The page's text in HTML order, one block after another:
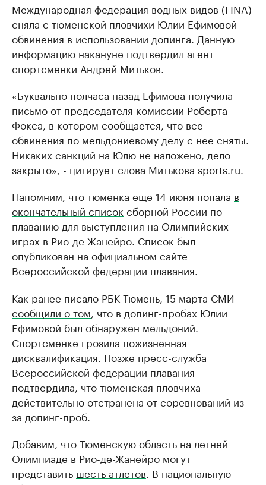
Международная федерация водных видов (FINA)
сняла с тюменской пловчихи Юлии Ефимовой
обвинения в использовании допинга. Данную
информацию накануне подтвердил агент
спортсменки Андрей Митьков.
«Буквально полчаса назад Ефимова получила
письмо от председателя комиссии Роберта
Фокса, в котором сообщается, что все
обвинения по мельдониевому делу с нее сняты.
Никаких санкций на Юлю не наложено, дело
закрыто», - цитирует слова Митькова sports.ru.
Напомним, что тюменка еще 14 июня попала в
окончательный список сборной России по
плаванию для выступления на Олимпийских
играх в Рио-де-Жанейро. Список был
опубликован на официальном сайте
Всероссийской федерации плавания.
Как ранее писало РБК Тюмень, 15 марта СМИ
сообщили о том , что в допинг-пробах Юлии
Ефимовой был обнаружен мельдоний.
Спортсменке грозила пожизненная
дисквалификация. Позже пресс-служба
Всероссийской федерации плавания
подтвердила, что тюменская пловчиха
действительно отстранена от соревнований из-
за допинг-проб.
Добавим, что Тюменскую область на летней
Олимпиаде в Рио-де-Жанейро могут
представить шесть атлетов . В национальную